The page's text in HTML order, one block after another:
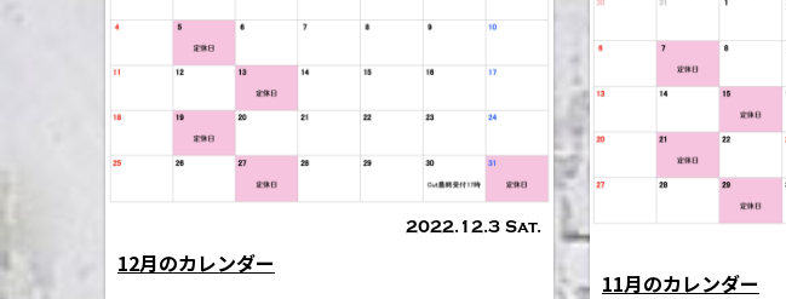
2022.12.3 Sat.
12月のカレンダー
11月のカレンダー